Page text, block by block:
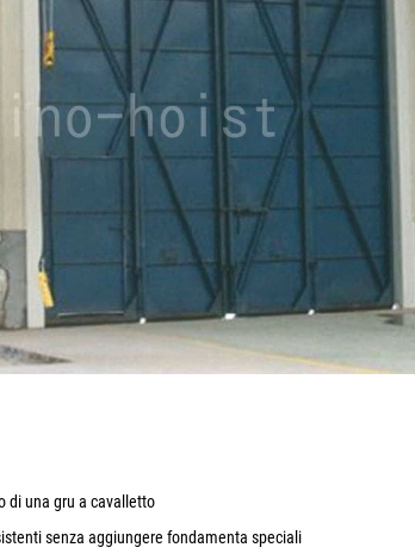
di una gru a cavalletto
senza aggiungere fondamenta speciali